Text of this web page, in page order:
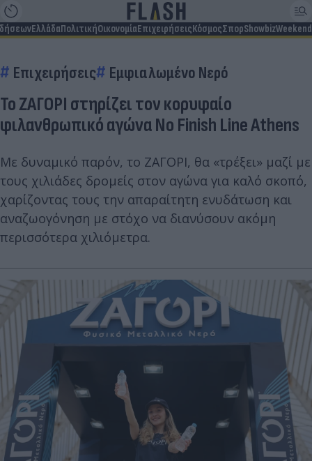
ΕλλάδαΠολιτικήΟικονομίαΕπιχειρήσειςΚόσμοςΣπορShowbizWeekend
Επιχειρήσεις Εμφιαλωμένο Νερό
Το ΖΑΓΟΡΙ στηρίζει τον κορυφαίο
φιλανθρωπικό αγώνα No Finish Line Athens
Με δυναμικό παρόν, το ΖΑΓΟΡΙ, θα «τρέξει» μαζί με
τους χιλιάδες δρομείς στον αγώνα για καλό σκοπό,
χαρίζοντας τους την απαραίτητη ενυδάτωση και
αναζωογόνηση με στόχο να διανύσουν ακόμη
περισσότερα χιλιόμετρα.